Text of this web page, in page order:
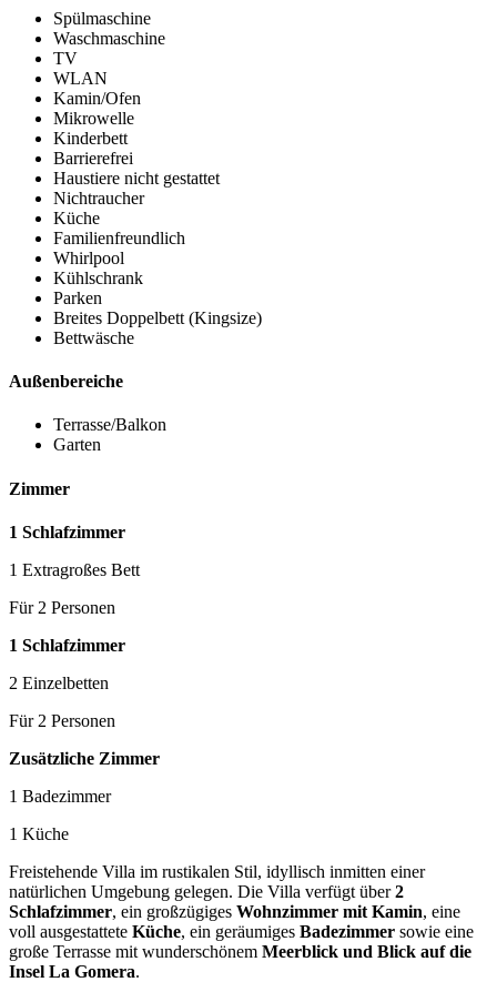
Spülmaschine
Waschmaschine
TV
WLAN
Kamin/Ofen
Mikrowelle
Kinderbett
Barrierefrei
Haustiere nicht gestattet
Nichtraucher
Küche
Familienfreundlich
Whirlpool
Kühlschrank
Parken
Breites Doppelbett (Kingsize)
Bettwäsche
Außenbereiche
Terrasse/Balkon
Garten
Zimmer
1 Schlafzimmer
1 Extragroßes Bett
Für 2 Personen
1 Schlafzimmer
2 Einzelbetten
Für 2 Personen
Zusätzliche Zimmer
1 Badezimmer
1 Küche
Freistehende Villa im rustikalen Stil, idyllisch inmitten einer
natürlichen Umgebung gelegen. Die Villa verfügt über2
Schlafzimmer, ein großzügiges Wohnzimmer mit Kamin, eine
voll ausgestattete Küche, ein geräumiges Badezimmer sowie eine
große Terrasse mit wunderschönem Meerblick und Blick auf die
Insel La Gomera.